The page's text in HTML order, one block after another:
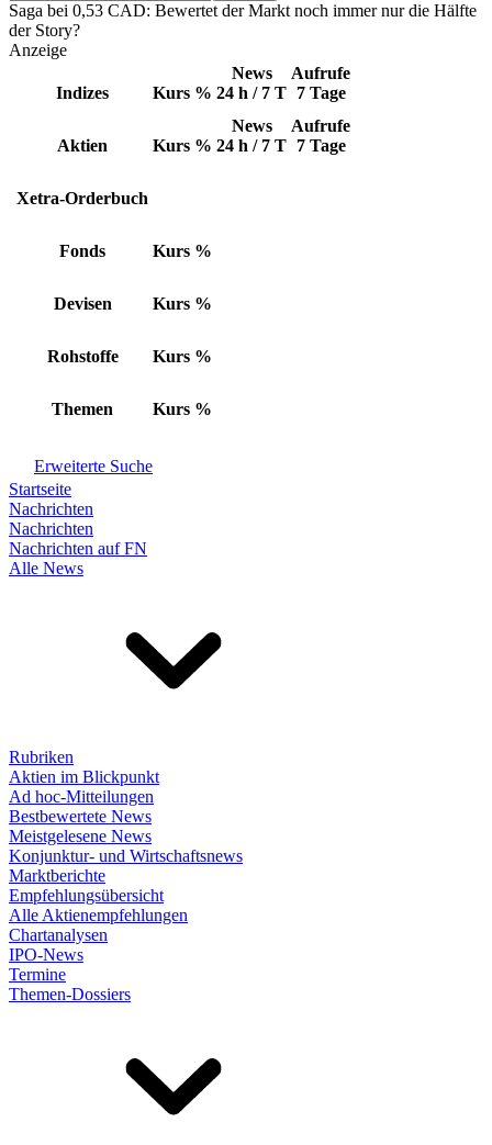
Saga bei 0,53 CAD: Bewertet der Markt noch immer nur die Hälfte
der Story?
Anzeige
Indizes Kurs %
News
24 h / 7 T
Aufrufe
7 Tage
Aktien Kurs %
News
24 h / 7 T
Aufrufe
7 Tage
Xetra-Orderbuch
Fonds Kurs %
Devisen Kurs %
Rohstoffe Kurs %
Themen Kurs %
Erweiterte Suche
Startseite
Nachrichten
Nachrichten
Nachrichten auf FN
Alle News
Rubriken
Aktien im Blickpunkt
Ad hoc-Mitteilungen
Bestbewertete News
Meistgelesene News
Konjunktur- und Wirtschaftsnews
Marktberichte
Empfehlungsübersicht
Alle Aktienempfehlungen
Chartanalysen
IPO-News
Termine
Themen-Dossiers